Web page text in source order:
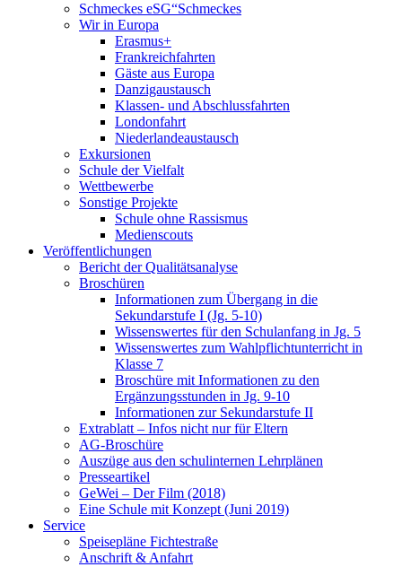
Schmeckes eSG“Schmeckes
Wir in Europa
Erasmus+
Frankreichfahrten
Gäste aus Europa
Danzigaustausch
Klassen- und Abschlussfahrten
Londonfahrt
Niederlandeaustausch
Exkursionen
Schule der Vielfalt
Wettbewerbe
Sonstige Projekte
Schule ohne Rassismus
Medienscouts
Veröffentlichungen
Bericht der Qualitätsanalyse
Broschüren
Informationen zum Übergang in die
Sekundarstufe I (Jg. 5-10)
Wissenswertes für den Schulanfang in Jg. 5
Wissenswertes zum Wahlpflichtunterricht in
Klasse 7
Broschüre mit Informationen zu den
Ergänzungsstunden in Jg. 9-10
Informationen zur Sekundarstufe II
Extrablatt – Infos nicht nur für Eltern
AG-Broschüre
Auszüge aus den schulinternen Lehrplänen
Presseartikel
GeWei – Der Film (2018)
Eine Schule mit Konzept (Juni 2019)
Service
Speisepläne Fichtestraße
Anschrift & Anfahrt